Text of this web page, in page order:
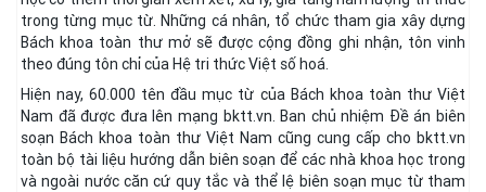
trong từng mục từ. Những cá nhân, tổ chức tham gia xây dựng
Bách khoa toàn thư mở sẽ được cộng đồng ghi nhận, tôn vinh
theo đúng tôn chỉ của Hệ tri thức Việt số hoá.
Hiện nay, 60.000 tên đầu mục từ của Bách khoa toàn thư Việt
Nam đã được đưa lên mạng bktt.vn. Ban chủ nhiệm Đề án biên
soạn Bách khoa toàn thư Việt Nam cũng cung cấp cho bktt.vn
toàn bộ tài liệu hướng dẫn biên soạn để các nhà khoa học trong
và ngoài nước căn cứ quy tắc và thể lệ biên soạn mục từ tham